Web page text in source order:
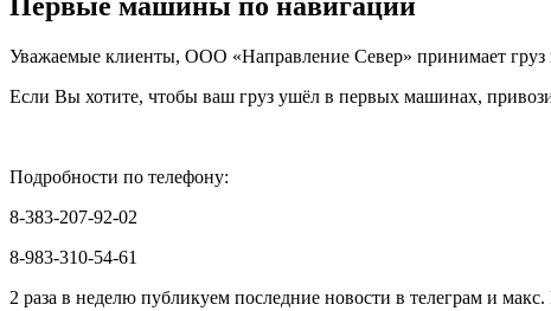
Первые машины по навигации
Уважаемые клиенты, ООО «Направление Север» принимает груз
Если Вы хотите, чтобы ваш груз ушёл в первых машинах,
Подробности по телефону:
8-383-207-92-02
8-983-310-54-61
2 раза в неделю публикуем последние новости в телеграм и